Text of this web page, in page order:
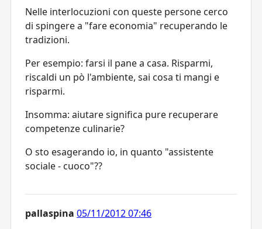
Nelle interlocuzioni con queste persone cerco
di spingere a "fare economia" recuperando le
tradizioni.
Per esempio: farsi il pane a casa. Risparmi,
riscaldi un pò l'ambiente, sai cosa ti mangi e
risparmi.
Insomma: aiutare significa pure recuperare
competenze culinarie?
O sto esagerando io, in quanto "assistente
sociale - cuoco"??
pallaspina 05/11/2012 07:46